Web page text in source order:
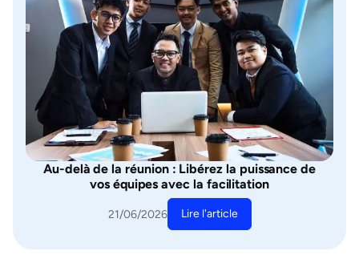
Au-delà de la réunion : Libérez la puissance de
vos équipes avec la facilitation
21/06/2026 Lire l'article